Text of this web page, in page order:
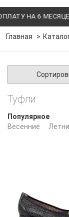
6 МЕСЯЦЕВ БЕЗ
Главная
Популярное
Весенние
Туфли